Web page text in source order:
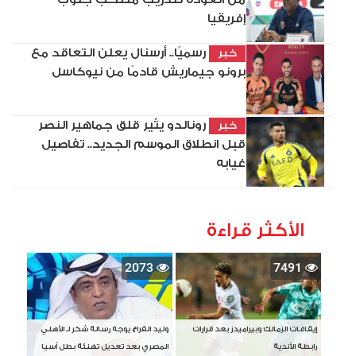
إفريقيا
خبر
رسميًا.. أرسنال يعلن التعاقد مع
برونو جيماريش قادمًا من نيوكاسل
خبر
رونالدو يثير قلق جماهير النصر
قبل انطلاق الموسم الجديد.. تفاصيل
غيابه
الأكثر قراءة
7491
إيقافات الزمالك وبيراميدز بعد قرارات
رابطة الأندية
2073
وليد الفراج يوجه رسالة شكر لـ الأهلي
المصري بعد تعديل تهنئة بطل آسيا